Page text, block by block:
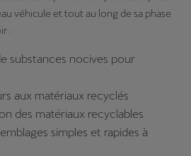
véhicule et tout au long de sa phase
:
substances nocives pour
aux matériaux recyclés
des matériaux recyclables
simples et rapides à